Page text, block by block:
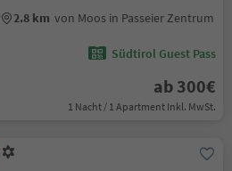
2.8 km von Moos in Passeier Zentrum
Südtirol Guest Pass
ab 300€
1 Nacht / 1 Apartment Inkl. MwSt.